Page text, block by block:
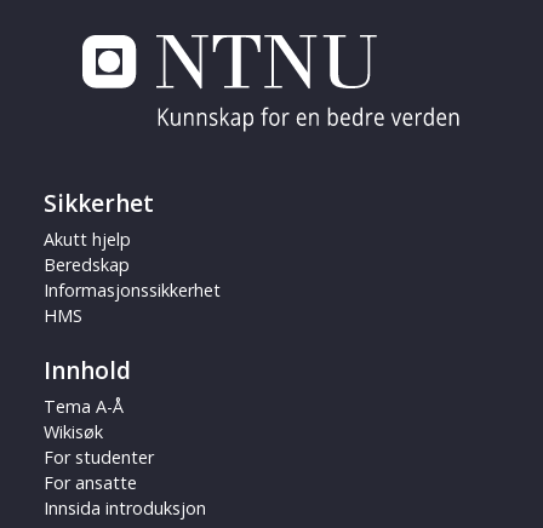
Sikkerhet
Akutt hjelp
Beredskap
Informasjonssikkerhet
HMS
Innhold
Tema A-Å
Wikisøk
For studenter
For ansatte
Innsida introduksjon